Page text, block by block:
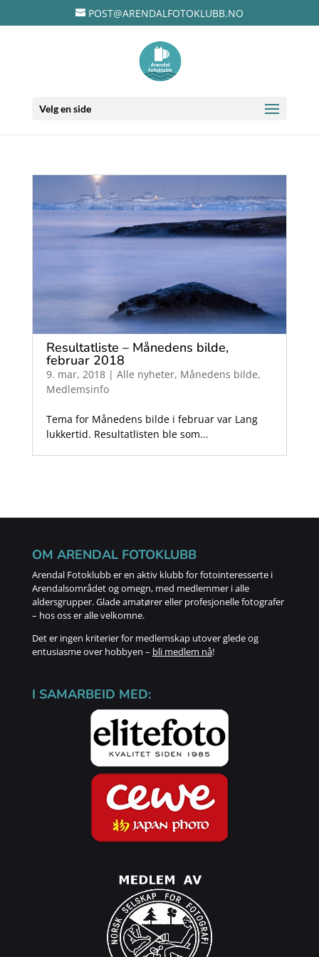
POST@ARENDALFOTOKLUBB.NO
Velg en side
Resultatliste – Månedens bilde,
februar 2018
9. mar, 2018| Alle nyheter, Månedens bilde,
Medlemsinfo
Tema for Månedens bilde i februar var Lang
lukkertid. Resultatlisten ble som...
OM ARENDAL FOTOKLUBB
Arendal Fotoklubb er en aktiv klubb for fotointeresserte i
Arendalsområdet og omegn, med medlemmer i alle
aldersgrupper. Glade amatører eller profesjonelle fotografer
– hos oss er alle velkomne.
Det er ingen kriterier for medlemskap utover glede og
entusiasme over hobbyen – bli medlem nå!
I SAMARBEID MED: